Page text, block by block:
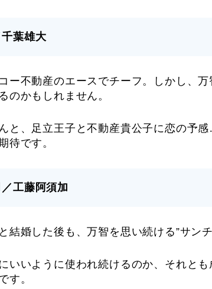
葉雄大
ー不動産のエースでチーフ。しかし、
のかもしれません。
と、足立王子と不動産貴公子に恋の予
待です。
工藤阿須加
結婚した後も、万智を思い続ける”サンチ
いいように使われ続けるのか、それと
す。